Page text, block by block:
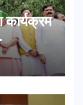
कार्यक्रम
पर अपने